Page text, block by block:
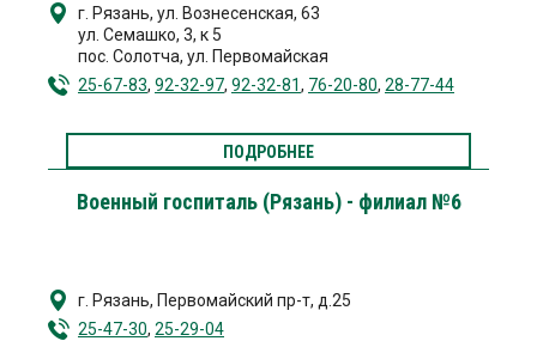
г. Рязань, ул. Вознесенская, 63
ул. Семашко, 3, к 5
пос. Солотча, ул. Первомайская
25-67-83, 92-32-97, 92-32-81, 76-20-80, 28-77-44
ПОДРОБНЕЕ
Военный госпиталь (Рязань) - филиал №6
г. Рязань, Первомайский пр-т, д.25
25-47-30, 25-29-04